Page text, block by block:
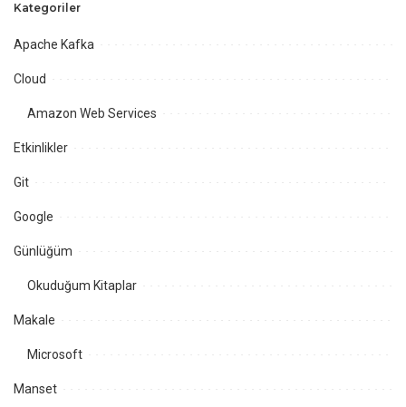
Kategoriler
Apache Kafka
Cloud
Amazon Web Services
Etkinlikler
Git
Google
Günlüğüm
Okuduğum Kitaplar
Makale
Microsoft
Manset